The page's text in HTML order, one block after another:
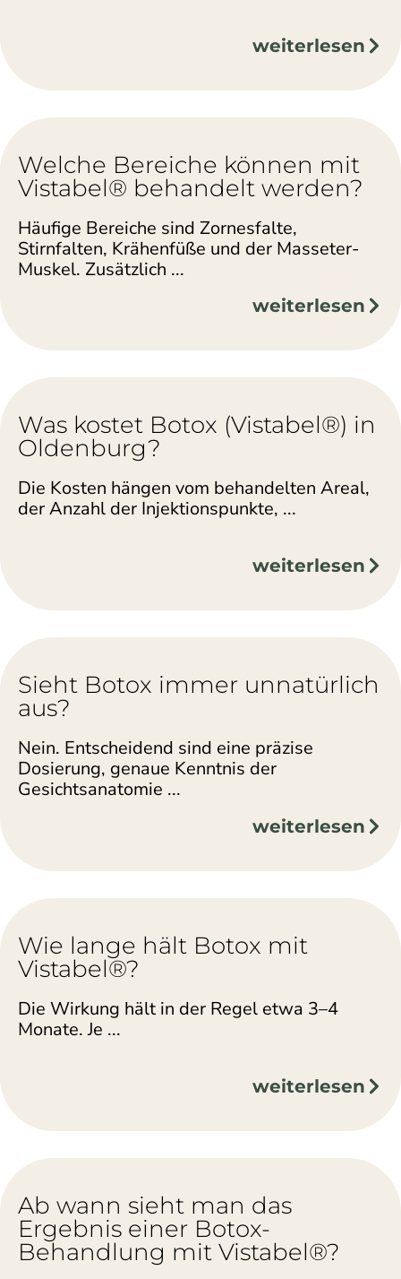
weiterlesen
Welche Bereiche können mit
Vistabel® behandelt werden?
Häufige Bereiche sind Zornesfalte,
Stirnfalten, Krähenfüße und der Masseter-
Muskel. Zusätzlich ...
weiterlesen
Was kostet Botox (Vistabel®) in
Oldenburg?
Die Kosten hängen vom behandelten Areal,
der Anzahl der Injektionspunkte, ...
weiterlesen
Sieht Botox immer unnatürlich
aus?
Nein. Entscheidend sind eine präzise
Dosierung, genaue Kenntnis der
Gesichtsanatomie ...
weiterlesen
Wie lange hält Botox mit
Vistabel®?
Die Wirkung hält in der Regel etwa 3–4
Monate. Je ...
weiterlesen
Ab wann sieht man das
Ergebnis einer Botox-
Behandlung mit Vistabel®?